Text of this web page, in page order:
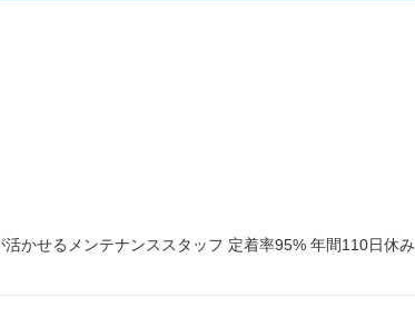
かせるメンテナンススタッフ 定着率95% 年間110日休み